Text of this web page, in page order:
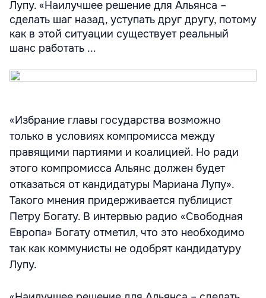
Лупу. «Наилучшее решение для Альянса –
сделать шаг назад, уступать друг другу, потому
как в этой ситуации существует реальный
шанс работать ...
«Избрание главы государства возможно
только в условиях компромисса между
правящими партиями и коалицией. Но ради
этого компромисса Альянс должен будет
отказаться от кандидатуры Мариана Лупу».
Такого мнения придерживается публицист
Петру Богату. В интервью радио «Свободная
Европа» Богату отметил, что это необходимо
так как коммунисты не одобрят кандидатуру
Лупу.